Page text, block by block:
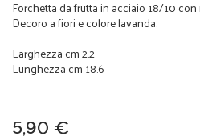
Forchetta da frutta in acciaio 18/10
Decoro a fiori e colore lavanda.
Larghezza cm 2.2
Lunghezza cm 18.6
5,90 €